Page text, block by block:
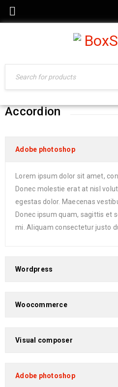
Accordion
Adobe photoshop
Lorem ipsum dolor sit amet,
Donec molestie erat at nisl
egestas dolor. Maecenas
Donec ipsum quam, sagittis et
mi. Aliquam consectetur justo
Wordpress
Woocommerce
Visual composer
Adobe photoshop